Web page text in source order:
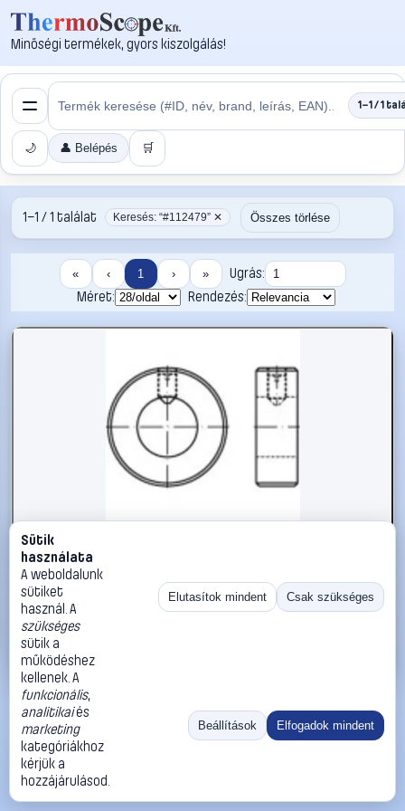
Minőségi termékek, gyors kiszolgálás!
1–1 / 1
🌙 👤 Belépés 🛒
1–1 / 1 találat Keresés: “#112479” ✕ Összes törlése
« ‹ 1 › »
Ugrás:
Méret:
Rendezés:
#112479
Állítógyűrűk M6 DIN 705 Acél 10 db TOOLCRAFT 112479
TOOLCRAFT Biztosítógyűrűk
6 490 Ft
Kosárba
«
Méret:
Rendezés:
©2026
ThermoScope
Cégbemutató
Sütik
használata
A weboldalunk
sütiket
használ. A
szükséges
sütik a
működéshez
kellenek. A
funkcionális,
analitikaiés
marketing
kategóriákhoz
kérjük a
hozzájárulásod.
Elutasítok mindent Csak szükséges
Beállítások Elfogadok mindent